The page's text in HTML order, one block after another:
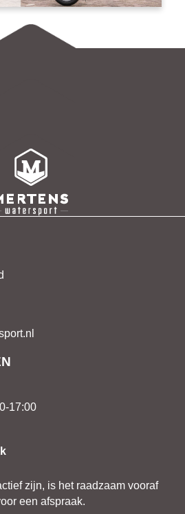
17:00
zijn, is het raadzaam vooraf
een afspraak.